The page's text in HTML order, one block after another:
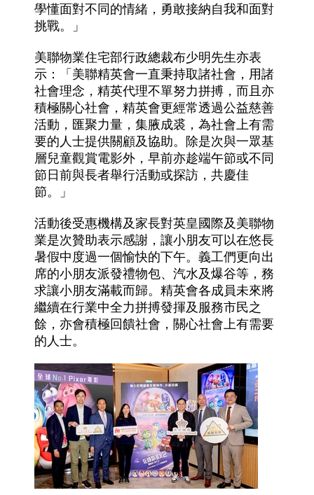
學懂面對不同的情緒，勇敢接納自我和面對
挑戰。」
美聯物業住宅部行政總裁布少明先生亦表
示：「美聯精英會一直秉持取諸社會，用諸
社會理念，精英代理不單努力拼搏，而且亦
積極關心社會，精英會更經常透過公益慈善
活動，匯聚力量，集腋成裘，為社會上有需
要的人士提供關顧及協助。除是次與一眾基
層兒童觀賞電影外，早前亦趁端午節或不同
節日前與長者舉行活動或探訪，共慶佳
節。」
活動後受惠機構及家長對英皇國際及美聯物
業是次贊助表示感謝，讓小朋友可以在悠長
暑假中度過一個愉快的下午。義工們更向出
席的小朋友派發禮物包、汽水及爆谷等，務
求讓小朋友滿載而歸。精英會各成員未來將
繼續在行業中全力拼搏發揮及服務市民之
餘，亦會積極回饋社會，關心社會上有需要
的人士。